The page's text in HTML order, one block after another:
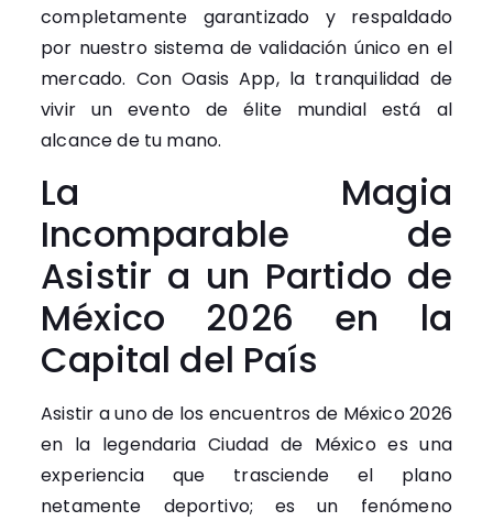
completamente garantizado y respaldado
por nuestro sistema de validación único en el
mercado. Con Oasis App, la tranquilidad de
vivir un evento de élite mundial está al
alcance de tu mano.
La Magia
Incomparable de
Asistir a un Partido de
México 2026 en la
Capital del País
Asistir a uno de los encuentros de México 2026
en la legendaria Ciudad de México es una
experiencia que trasciende el plano
netamente deportivo; es un fenómeno